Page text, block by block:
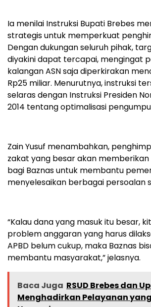
Ia menilai Instruksi Bupati Brebes
strategis untuk memperkuat
Dengan dukungan seluruh pihak,
diyakini dapat tercapai, mengingat
kalangan ASN saja diperkirakan
Rp25 miliar. Menurutnya, instruksi
selaras dengan Instruksi Presiden
2014 tentang optimalisasi
Zain Yusuf menambahkan,
zakat yang besar akan memberikan
bagi Baznas untuk membantu
menyelesaikan berbagai persoalan
“Kalau dana yang masuk itu besar,
problem anggaran yang harus
APBD belum cukup, maka Baznas
membantu masyarakat,” jelasnya.
Baca Juga RSUD Brebes dan
Menghadirkan Pelayanan